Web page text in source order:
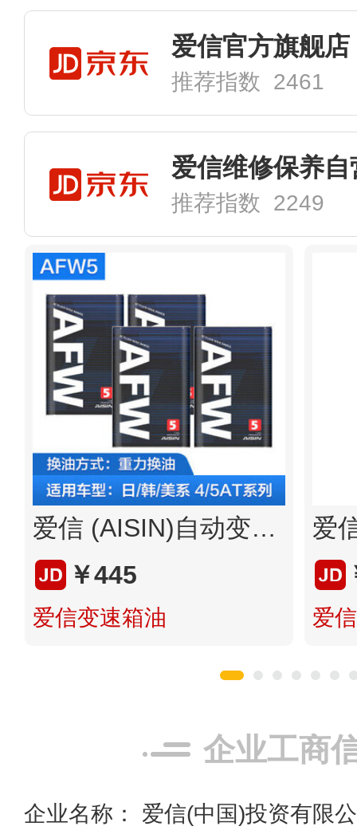
爱信官方旗舰店
推荐指数 2461
爱信维修保养
推荐指数 2249
爱信 (AISIN)自动变速箱油/波箱油ATF AFW5 5AT/6AT 5速/6速 4升 (1L/4L 新老包装随机发货)
￥445
爱信变速箱油 爱
企业工商
企业名称： 爱信(中国)投资有限